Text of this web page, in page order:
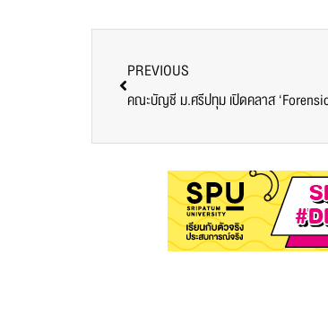
PREVIOUS